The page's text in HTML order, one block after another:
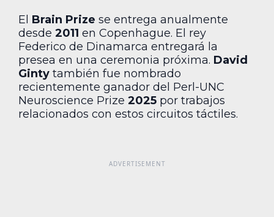
El Brain Prize se entrega anualmente
desde 2011 en Copenhague. El rey
Federico de Dinamarca entregará la
presea en una ceremonia próxima. David
Ginty también fue nombrado
recientemente ganador del Perl-UNC
Neuroscience Prize 2025 por trabajos
relacionados con estos circuitos táctiles.